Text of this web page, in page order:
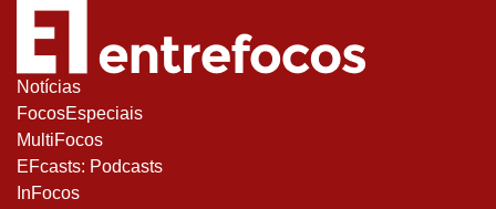
Notícias
FocosEspeciais
MultiFocos
EFcasts: Podcasts
InFocos